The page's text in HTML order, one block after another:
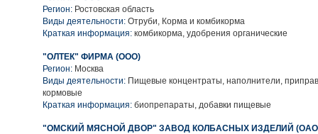
Регион: Ростовская область
Виды деятельности: Отруби, Корма и комбикорма
Краткая информация: комбикорма, удобрения органические
"ОЛТЕК" ФИРМА (ООО)
Регион: Москва
Виды деятельности: Пищевые концентраты, наполнители,
кормовые
Краткая информация: биопрепараты, добавки пищевые
"ОМСКИЙ МЯСНОЙ ДВОР" ЗАВОД КОЛБАСНЫХ ИЗДЕЛИЙ